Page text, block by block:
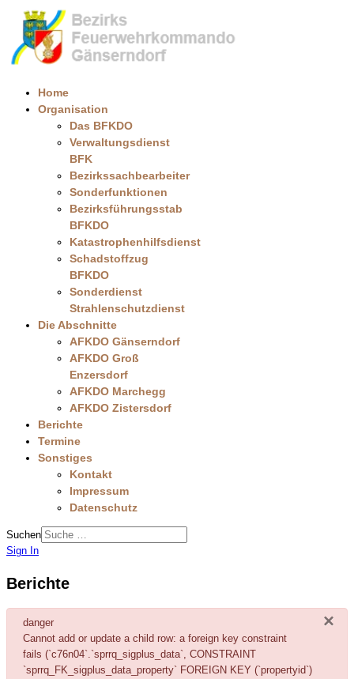
Home
Organisation
Das BFKDO
Verwaltungsdienst
BFK
Bezirkssachbearbeiter
Sonderfunktionen
Bezirksführungsstab
BFKDO
Katastrophenhilfsdienst
Schadstoffzug
BFKDO
Sonderdienst
Strahlenschutzdienst
Die Abschnitte
AFKDO Gänserndorf
AFKDO Groß
Enzersdorf
AFKDO Marchegg
AFKDO Zistersdorf
Berichte
Termine
Sonstiges
Kontakt
Impressum
Datenschutz
Suchen
Sign In
Berichte
×
danger
Cannot add or update a child row: a foreign key constraint
fails (`c76n04`.`sprrq_sigplus_data`, CONSTRAINT
`sprrq_FK_sigplus_data_property` FOREIGN KEY (`propertyid`)